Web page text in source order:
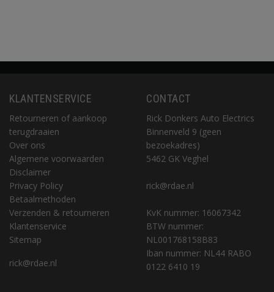
KLANTENSERVICE
Retourneren of aankoop
terugdraaien
Over ons
Algemene voorwaarden
Disclaimer
Privacy Policy
Betaalmethoden
Verzenden & retourneren
Klantenservice
Sitemap
rick@rdae.nl
CONTACT
Rick Donkers Auto Electrics
Binnenveld 9 (geen
bezoekadres)
5462 GK Veghel
rick@rdae.nl
KvK nummer: 16067342
BTW nummer:
NL001768158B83
Iban nummer: NL44 RABO
0122 6410 19